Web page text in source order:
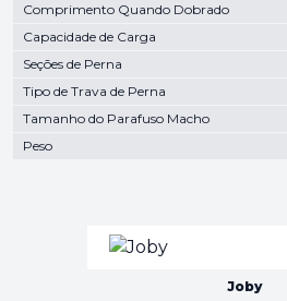
Comprimento Quando Dobrado
Capacidade de Carga
Seções de Perna
Tipo de Trava de Perna
Tamanho do Parafuso Macho
Peso
Joby